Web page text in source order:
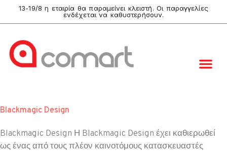
13-19/8 η εταιρία θα παραμείνει κλειστή. Οι παραγγελίες
ενδέχεται να καθυστερήσουν.
Blackmagic Design
Blackmagic Design Η Blackmagic Design έχει καθιερωθεί
ως ένας από τους πλέον καινοτόμους κατασκευαστές